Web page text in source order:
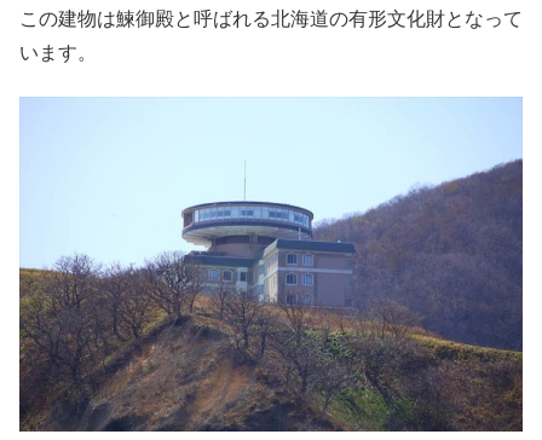
この建物は鰊御殿と呼ばれる北海道の有形文化財となって
います。